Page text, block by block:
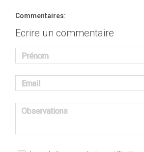
Commentaires:
Ecrire un commentaire
Prénom
Email
Observations